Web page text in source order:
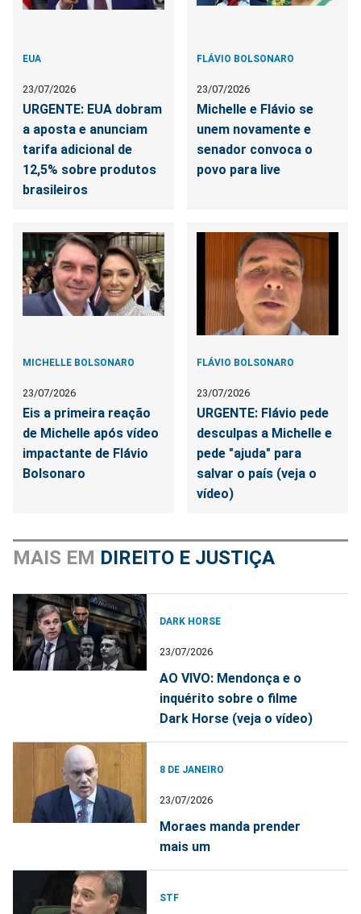
EUA
23/07/2026
URGENTE: EUA dobram
a aposta e anunciam
tarifa adicional de
12,5% sobre produtos
brasileiros
FLÁVIO BOLSONARO
23/07/2026
Michelle e Flávio se
unem novamente e
senador convoca o
povo para live
MICHELLE BOLSONARO
23/07/2026
Eis a primeira reação
de Michelle após vídeo
impactante de Flávio
Bolsonaro
FLÁVIO BOLSONARO
23/07/2026
URGENTE: Flávio pede
desculpas a Michelle e
pede "ajuda" para
salvar o país (veja o
vídeo)
MAIS EM DIREITO E JUSTIÇA
DARK HORSE
23/07/2026
AO VIVO: Mendonça e o
inquérito sobre o filme
Dark Horse (veja o vídeo)
8 DE JANEIRO
23/07/2026
Moraes manda prender
mais um
STF